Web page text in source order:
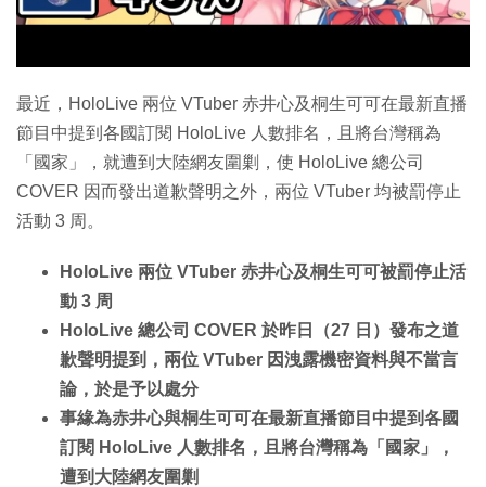
最近，HoloLive 兩位 VTuber 赤井心及桐生可可在最新直播
節目中提到各國訂閱 HoloLive 人數排名，且將台灣稱為
「國家」，就遭到大陸網友圍剿，使 HoloLive 總公司
COVER 因而發出道歉聲明之外，兩位 VTuber 均被罰停止
活動 3 周。
HoloLive 兩位 VTuber 赤井心及桐生可可被罰停止活
動 3 周
HoloLive 總公司 COVER 於昨日（27 日）發布之道
歉聲明提到，兩位 VTuber 因洩露機密資料與不當言
論，於是予以處分
事緣為赤井心與桐生可可在最新直播節目中提到各國
訂閱 HoloLive 人數排名，且將台灣稱為「國家」，
遭到大陸網友圍剿